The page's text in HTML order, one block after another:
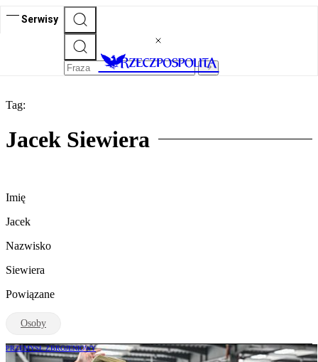
Serwisy
Tag:
Jacek Siewiera
Imię
Jacek
Nazwisko
Siewiera
Powiązane
Osoby
PRZEMYSŁ ZBROJENIOWY